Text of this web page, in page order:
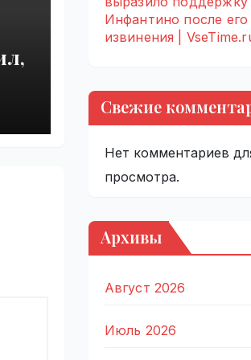
Инфантино после его
извинения |
Свежие
Нет комментариев
просмотра.
Архивы
Август 2026
Июль 2026